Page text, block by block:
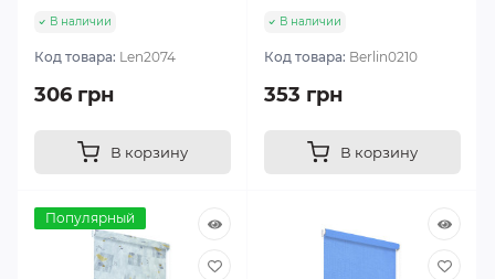
В наличии
Код товара: Len2074
306 грн
В корзину
В наличии
Код товара: Berlin0210
353 грн
В корзину
Популярный